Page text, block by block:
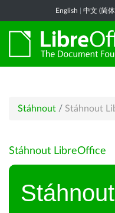
English 中文 (简
Stáhnout / Stáhnout
Stáhnout LibreOffice
Stáhnout